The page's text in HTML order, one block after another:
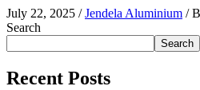
July 22, 2025 /Jendela Aluminium /
Search
Search
Recent Posts